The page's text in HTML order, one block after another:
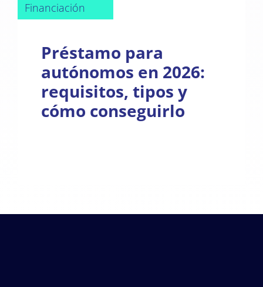
Financiación
Préstamo para
autónomos en 2026:
requisitos, tipos y
cómo conseguirlo